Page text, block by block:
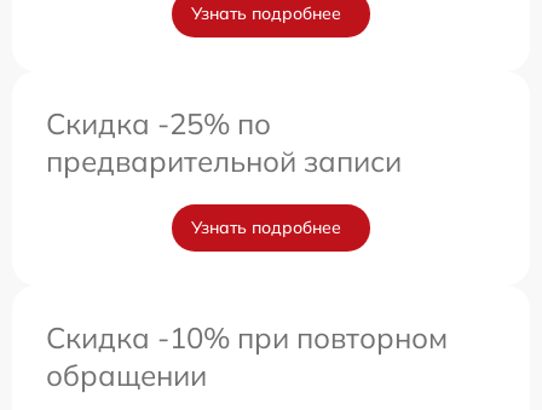
Узнать подробнее
Скидка -25% по
предварительной записи
Узнать подробнее
Скидка -10% при повторном
обращении